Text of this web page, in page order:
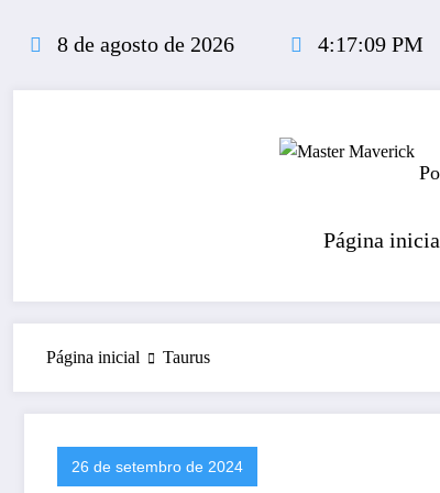
conteúdo
8 de agosto de 2026 4:17:09 PM
Página
Página inicial Taurus
26 de setembro de 2024